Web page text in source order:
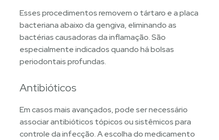
Esses procedimentos removem o tártaro e a placa
bacteriana abaixo da gengiva, eliminando as
bactérias causadoras da inflamação. São
especialmente indicados quando há bolsas
periodontais profundas.
Antibióticos
Em casos mais avançados, pode ser necessário
associar antibióticos tópicos ou sistêmicos para
controle da infecção. A escolha do medicamento